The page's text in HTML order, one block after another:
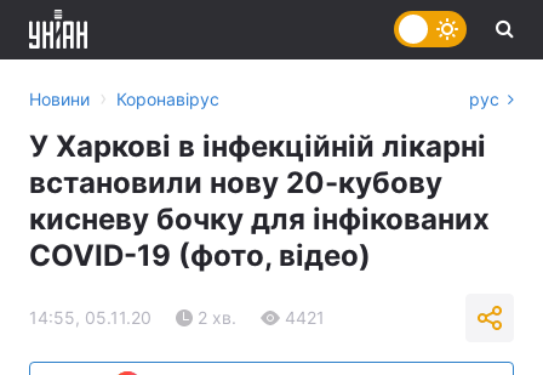
Новини › Коронавірус рус
У Харкові в інфекційній лікарні
встановили нову 20-кубову
кисневу бочку для інфікованих
COVID-19 (фото, відео)
14:55, 05.11.20 2 хв. 4421